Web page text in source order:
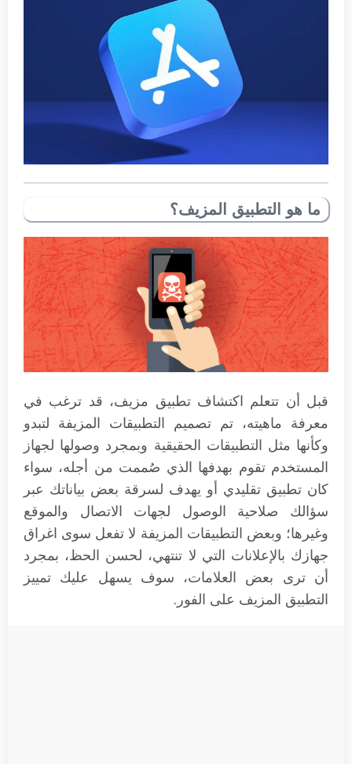
ما هو التطبيق المزيف؟
قبل أن تتعلم اكتشاف تطبيق مزيف، قد ترغب في
معرفة ماهيته، تم تصميم التطبيقات المزيفة لتبدو
وكأنها مثل التطبيقات الحقيقية وبمجرد وصولها لجهاز
المستخدم تقوم بهدفها الذي صُممت من أجله، سواء
كان تطبيق تقليدي أو يهدف لسرقة بعض بياناتك عبر
سؤالك صلاحية الوصول لجهات الاتصال والموقع
وغيرها؛ وبعض التطبيقات المزيفة لا تفعل سوى اغراق
جهازك بالإعلانات التي لا تنتهي، لحسن الحظ، بمجرد
أن ترى بعض العلامات، سوف يسهل عليك تمييز
التطبيق المزيف على الفور.